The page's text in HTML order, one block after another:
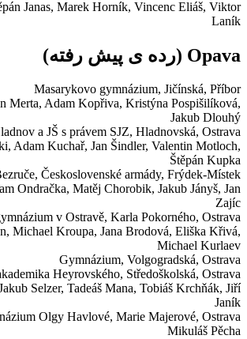
Janas, Marek Horník, Vincenc Eliáš, Viktor
Laník
Opava (رده ی پیش رفته)
Masarykovo gymnázium, Jičínská, Příbor
Merta, Adam Kopřiva, Kristýna Pospišilíková,
Jakub Dlouhý
a JŠ s právem SJZ, Hladnovská, Ostrava
Adam Kuchař, Jan Šindler, Valentin Motloch,
Štěpán Kupka
Československé armády, Frýdek-Místek
Ondračka, Matěj Chorobik, Jakub Jányš, Jan
Zajíc
v Ostravě, Karla Pokorného, Ostrava
Michael Kroupa, Jana Brodová, Eliška Křivá,
Michael Kurlaev
Gymnázium, Volgogradská, Ostrava
Heyrovského, Středoškolská, Ostrava
Selzer, Tadeáš Mana, Tobiáš Krchňák, Jiří
Janík
Olgy Havlové, Marie Majerové, Ostrava
Mikuláš Pěcha